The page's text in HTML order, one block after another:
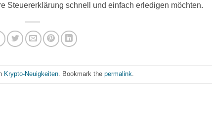
Steuererklärung schnell und einfach erledigen möchten.
Krypto-Neuigkeiten. Bookmark the permalink